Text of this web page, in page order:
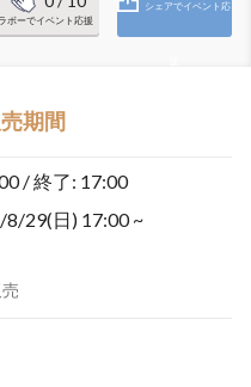
ボーでイベント応援
シェアでイベント応
期間
/ 終了: 17:00
8/29(日) 17:00 ~